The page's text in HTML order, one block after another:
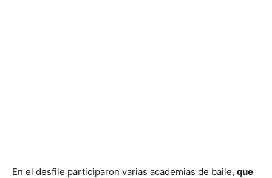
En el desfile participaron varias academias de baile, que